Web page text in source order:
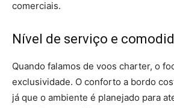
comerciais.
Nível de serviço e
Quando falamos de voos charter, o
exclusividade. O conforto a bordo
já que o ambiente é planejado para